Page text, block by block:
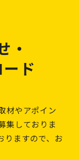
想を十分に支
化は、働く場
の低下によ
ょっとした
つながりが
もと、オフィ
ミュニケーシ
とを主軸に、
・
ド
材やアポイン
集しておりま
りますので、お